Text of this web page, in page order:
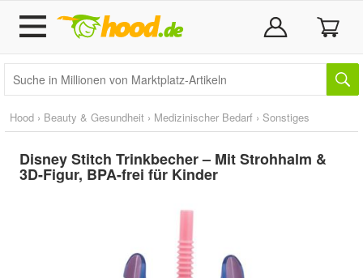
Hood › Beauty & Gesundheit › Medizinischer Bedarf › Sonstiges
Disney Stitch Trinkbecher – Mit Strohhalm &
3D-Figur, BPA-frei für Kinder